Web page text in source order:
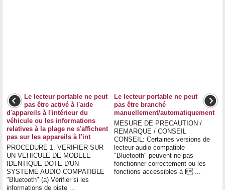
Le lecteur portable ne peut
pas être activé à l'aide
d'appareils à l'intérieur du
véhicule ou les informations
relatives à la plage ne s'affichent
pas sur les appareils à l'int
PROCEDURE 1. VERIFIER SUR
UN VEHICULE DE MODELE
IDENTIQUE DOTE D'UN
SYSTEME AUDIO COMPATIBLE
"Bluetooth" (a) Vérifier si les
informations de piste ...
Le lecteur portable ne peut
pas être branché
manuellement/automatiquement
MESURE DE PRECAUTION /
REMARQUE / CONSEIL
CONSEIL: Certaines versions de
lecteur audio compatible
"Bluetooth" peuvent ne pas
fonctionner correctement ou les
fonctions accessibles à l ...